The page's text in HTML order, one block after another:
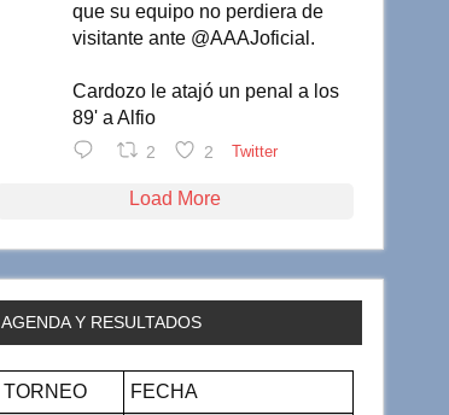
que su equipo no perdiera de
visitante ante @AAAJoficial.
Cardozo le atajó un penal a los
89' a Alfio
2 2 Twitter
Load More
AGENDA Y RESULTADOS
TORNEO FECHA